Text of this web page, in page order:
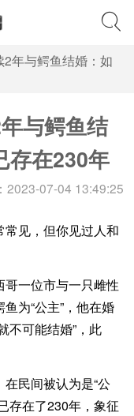
年与鳄鱼结婚：如
与鳄鱼结
存在230年
2023-07-04 13:49:25
见，但你见过人和
一位市与一只雌性
为“公主”，他在婚
不可能结婚”，此
民间被认为是“公
存在了230年，象征